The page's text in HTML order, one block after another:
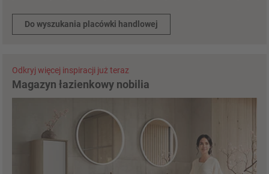
Do wyszukania placówki handlowej
Odkryj więcej inspiracji już teraz
Magazyn łazienkowy nobilia